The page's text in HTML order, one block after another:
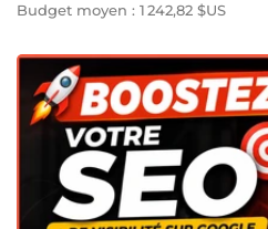
Budget moyen : 1 242,82 $US